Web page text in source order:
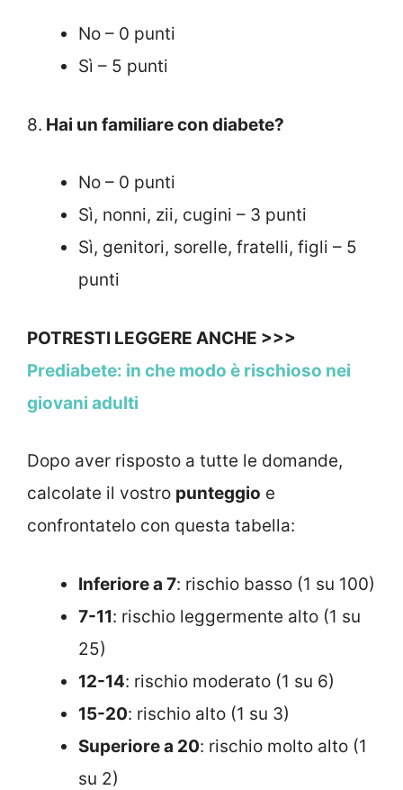
No – 0 punti
Sì – 5 punti
8. Hai un familiare con diabete?
No – 0 punti
Sì, nonni, zii, cugini – 3 punti
Sì, genitori, sorelle, fratelli, figli – 5
punti
POTRESTI LEGGERE ANCHE >>>
Prediabete: in che modo è rischioso nei
giovani adulti
Dopo aver risposto a tutte le domande,
calcolate il vostro punteggio e
confrontatelo con questa tabella:
Inferiore a 7: rischio basso (1 su 100)
7-11: rischio leggermente alto (1 su
25)
12-14: rischio moderato (1 su 6)
15-20: rischio alto (1 su 3)
Superiore a 20: rischio molto alto (1
su 2)